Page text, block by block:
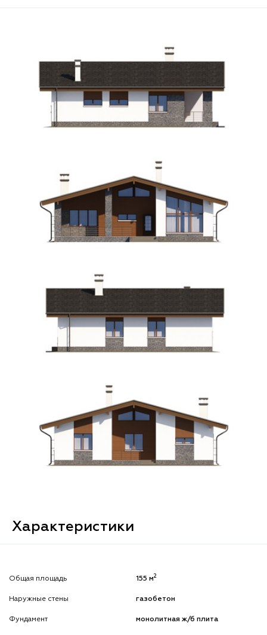
Характеристики
Общая площадь 155 м2
Наружные стены газобетон
Фундамент монолитная ж/б плита